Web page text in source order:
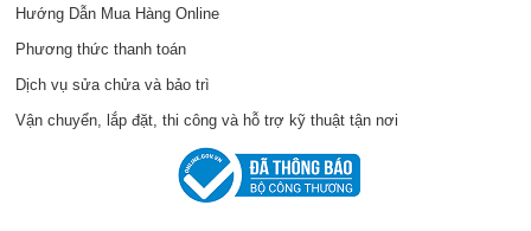
Hướng Dẫn Mua Hàng Online
Phương thức thanh toán
Dịch vụ sửa chửa và bảo trì
Vận chuyển, lắp đặt, thi công và hỗ trợ kỹ thuật tận nơi